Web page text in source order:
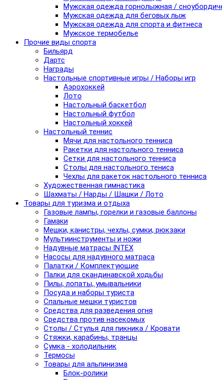
Мужская одежда горнолыжная /
Мужская одежда для беговых лыж
Мужская одежда для спорта и фитнеса
Мужское термобелье
Прочие виды спорта
Бильярд
Дартс
Награды
Настольные спортивные игры / Наборы игр
Аэрохоккей
Лото
Настольный баскетбол
Настольный футбол
Настольный хоккей
Настольный теннис
Мячи для настольного тенниса
Ракетки для настольного тенниса
Сетки для настольного тенниса
Столы для настольного тениса
Чехлы для ракеток настольного тенниса
Художественная гимнастика
Шахматы / Нарды / Шашки / Лото
Товары для туризма и отдыха
Газовые лампы, горелки и газовые баллоны
Гамаки
Мешки, канистры, чехлы, сумки, рюкзаки
Мультиинструменты и ножи
Надувные матрасы INTEX
Насосы для надувного матраса
Палатки / Комплектующие
Палки для скандинавской ходьбы
Пилы, лопаты, умывальники
Посуда и наборы туриста
Спальные мешки туристов
Средства для разведения огня
Средства против насекомых
Столы / Стулья для пикника / Кровати
Стяжки, карабины, транцы
Сумка - холодильник
Термосы
Товары для альпинизма
Блок-ролики